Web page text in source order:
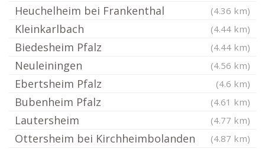
Heuchelheim bei Frankenthal (4.36 km)
Kleinkarlbach (4.44 km)
Biedesheim Pfalz (4.44 km)
Neuleiningen (4.56 km)
Ebertsheim Pfalz (4.6 km)
Bubenheim Pfalz (4.61 km)
Lautersheim (4.77 km)
Ottersheim bei Kirchheimbolanden (4.87 km)